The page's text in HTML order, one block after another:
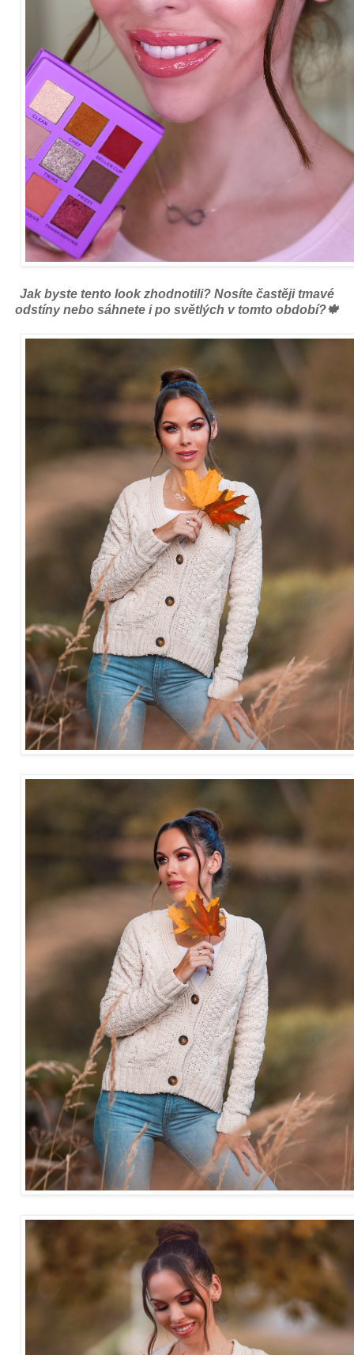
Jak byste tento look zhodnotili? Nosíte častěji tmavé
odstíny nebo sáhnete i po světlých v tomto období?🍁